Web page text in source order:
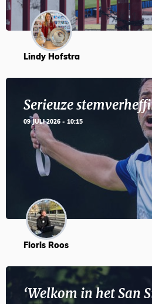
Lindy Hofstra
Serieuze
09 JULI 2026 - 10:15
Floris Roos
‘Welkom in het San